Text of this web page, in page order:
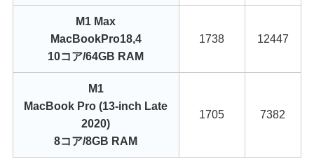
M1 Max
MacBookPro18,4
10コア/64GB RAM
1738 12447
M1
MacBook Pro (13-inch Late
2020)
8コア/8GB RAM
1705 7382